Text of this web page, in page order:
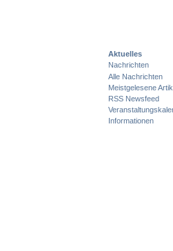
Aktuelles
Nachrichten
Alle Nachrichten
Meistgelesene
RSS Newsfeed
Informationen